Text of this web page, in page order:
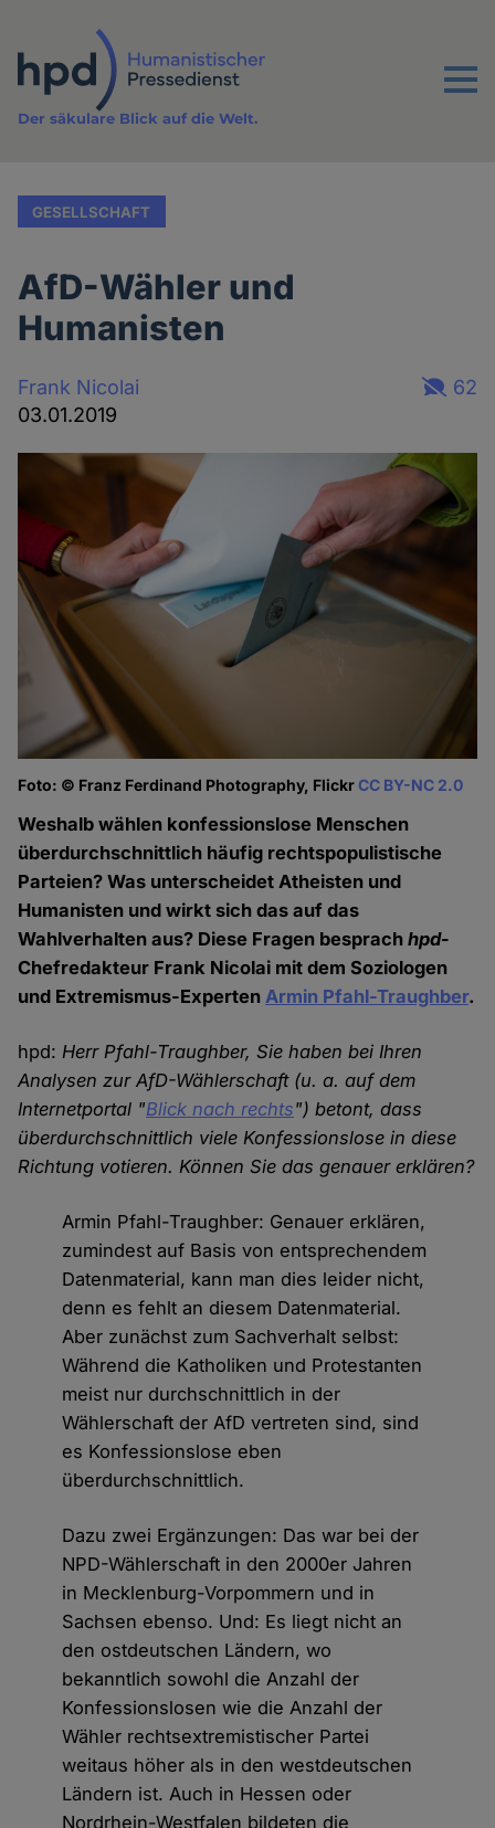
Inhalt
Menu
Der säkulare Blick auf die Welt.
GESELLSCHAFT
AfD-Wähler und
Humanisten
Frank Nicolai
03.01.2019
62
Foto: © Franz Ferdinand Photography, FlickrCC BY-NC 2.0
Weshalb wählen konfessionslose Menschen
überdurchschnittlich häufig rechtspopulistische
Parteien? Was unterscheidet Atheisten und
Humanisten und wirkt sich das auf das
Wahlverhalten aus? Diese Fragen besprachhpd-
Chefredakteur Frank Nicolai mit dem Soziologen
und Extremismus-ExpertenArmin Pfahl-Traughber.
hpd:Herr Pfahl-Traughber, Sie haben bei Ihren
Analysen zur AfD-Wählerschaft (u. a. auf dem
Internetportal "Blick nach rechts") betont, dass
überdurchschnittlich viele Konfessionslose in diese
Richtung votieren. Können Sie das genauer erklären?
Armin Pfahl-Traughber: Genauer erklären,
zumindest auf Basis von entsprechendem
Datenmaterial, kann man dies leider nicht,
denn es fehlt an diesem Datenmaterial.
Aber zunächst zum Sachverhalt selbst:
Während die Katholiken und Protestanten
meist nur durchschnittlich in der
Wählerschaft der AfD vertreten sind, sind
es Konfessionslose eben
überdurchschnittlich.
Dazu zwei Ergänzungen: Das war bei der
NPD-Wählerschaft in den 2000er Jahren
in Mecklenburg-Vorpommern und in
Sachsen ebenso. Und: Es liegt nicht an
den ostdeutschen Ländern, wo
bekanntlich sowohl die Anzahl der
Konfessionslosen wie die Anzahl der
Wähler rechtsextremistischer Partei
weitaus höher als in den westdeutschen
Ländern ist. Auch in Hessen oder
Nordrhein-Westfalen bildeten die